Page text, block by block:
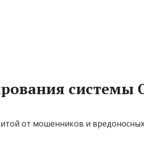
системы
от мошенников и вредоносных